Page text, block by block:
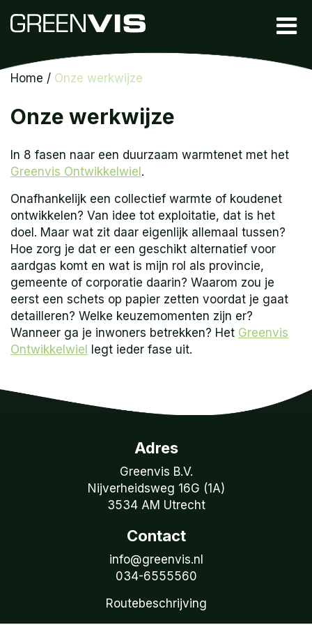
Home / Onze werkwijze
Onze werkwijze
In 8 fasen naar een duurzaam warmtenet met het
Greenvis Ontwikkelwiel.
Onafhankelijk een collectief warmte of koudenet
ontwikkelen? Van idee tot exploitatie, dat is het
doel. Maar wat zit daar eigenlijk allemaal tussen?
Hoe zorg je dat er een geschikt alternatief voor
aardgas komt en wat is mijn rol als provincie,
gemeente of corporatie daarin? Waarom zou je
eerst een schets op papier zetten voordat je gaat
detailleren? Welke keuzemomenten zijn er?
Wanneer ga je inwoners betrekken? Het Greenvis
Ontwikkelwiel legt ieder fase uit.
Adres
Greenvis B.V.
Nijverheidsweg 16G (1A)
3534 AM Utrecht
Contact
info@greenvis.nl
034-6555560
Routebeschrijving